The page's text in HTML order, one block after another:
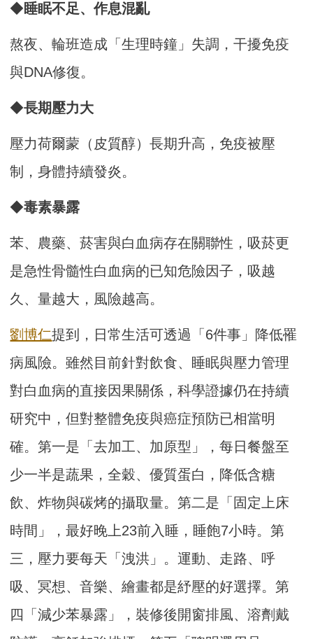
◆睡眠不足、作息混亂
熬夜、輪班造成「生理時鐘」失調，干擾免疫
與DNA修復。
◆長期壓力大
壓力荷爾蒙（皮質醇）長期升高，免疫被壓
制，身體持續發炎。
◆毒素暴露
苯、農藥、菸害與白血病存在關聯性，吸菸更
是急性骨髓性白血病的已知危險因子，吸越
久、量越大，風險越高。
劉博仁提到，日常生活可透過「6件事」降低罹
病風險。雖然目前針對飲食、睡眠與壓力管理
對白血病的直接因果關係，科學證據仍在持續
研究中，但對整體免疫與癌症預防已相當明
確。第一是「去加工、加原型」，每日餐盤至
少一半是蔬果，全穀、優質蛋白，降低含糖
飲、炸物與碳烤的攝取量。第二是「固定上床
時間」，最好晚上23前入睡，睡飽7小時。第
三，壓力要每天「洩洪」。運動、走路、呼
吸、冥想、音樂、繪畫都是紓壓的好選擇。第
四「減少苯暴露」，裝修後開窗排風、溶劑戴